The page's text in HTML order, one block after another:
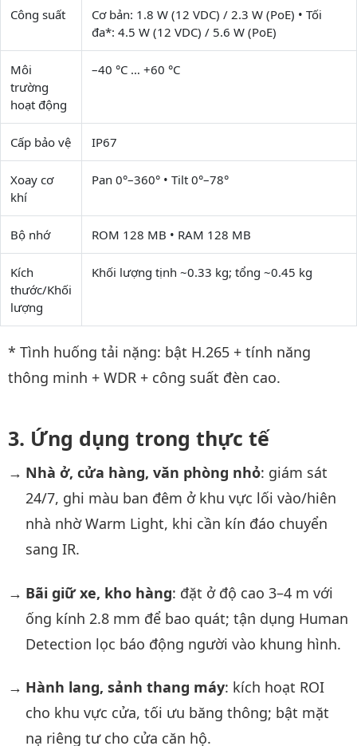
Công suất
Cơ bản: 1.8 W (12 VDC) / 2.3 W (PoE) • Tối
đa*: 4.5 W (12 VDC) / 5.6 W (PoE)
Môi
trường
hoạt động
–40 °C … +60 °C
Cấp bảo vệ IP67
Xoay cơ
khí
Pan 0°–360° • Tilt 0°–78°
Bộ nhớ ROM 128 MB • RAM 128 MB
Kích
thước/Khối
lượng
Khối lượng tịnh ~0.33 kg; tổng ~0.45 kg
* Tình huống tải nặng: bật H.265 + tính năng
thông minh + WDR + công suất đèn cao.
Ứng dụng trong thực tế
Nhà ở, cửa hàng, văn phòng nhỏ: giám sát
24/7, ghi màu ban đêm ở khu vực lối vào/hiên
nhà nhờ Warm Light, khi cần kín đáo chuyển
sang IR.
Bãi giữ xe, kho hàng: đặt ở độ cao 3–4 m với
ống kính 2.8 mm để bao quát; tận dụng Human
Detection lọc báo động người vào khung hình.
Hành lang, sảnh thang máy: kích hoạt ROI
cho khu vực cửa, tối ưu băng thông; bật mặt
nạ riêng tư cho cửa căn hộ.